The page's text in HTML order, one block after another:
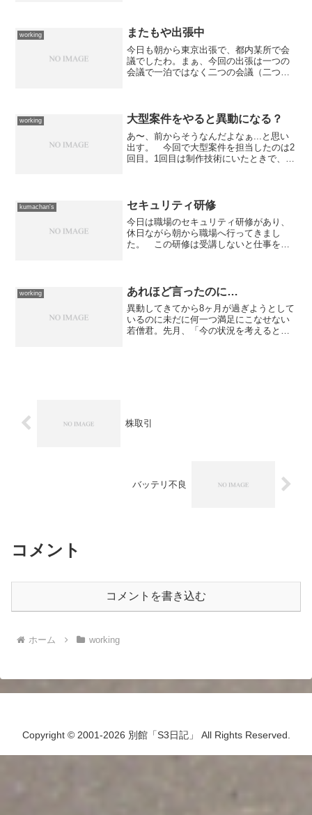
いうからわざわざ...
working またもや出張中
今日も朝から東京出張で、都内某所で会
議でしたわ。まぁ、今回の出張は一つの
会議で一泊ではなく二つの会議（二つと
後に回るだけということに...
working 大型案件をやると異動になる？
あ〜、前からそうなんだよなぁ...と思い
出す。 今回で大型案件を担当したのは2
回目。1回目は制作技術にいたときで、初
た。 結果、最終...
kumachan's セキュリティ研修
今日は職場のセキュリティ研修があり、
休日ながら朝から職場へ行ってきまし
た。 この研修は受講しないと仕事を続
ど、基本的な事項を2時間ほ...
working あれほど言ったのに…
異動してきてから8ヶ月が過ぎようとして
いるのに未だに何一つ満足にこなせない
若僧君。先月、「今の状況を考えると単
株取引
バッテリ不良
コメント
コメントを書き込む
ホーム working
Copyright © 2001-2026 別館「S3日記」 All Rights Reserved.